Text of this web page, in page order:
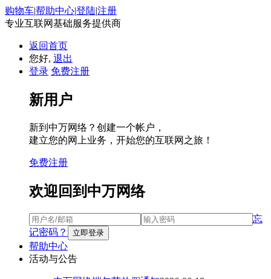
购物车|帮助中心|登陆|注册
专业互联网基础服务提供商
返回首页
您好, 退出
登录 免费注册
新用户
新到中万网络？创建一个帐户，
建立您的网上业务，开始您的互联网之旅！
免费注册
欢迎回到中万网络
忘
记密码？
帮助中心
活动与公告